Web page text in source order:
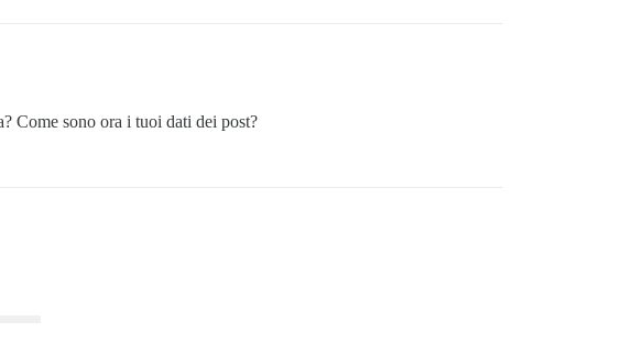
Come sono ora i tuoi dati dei post?